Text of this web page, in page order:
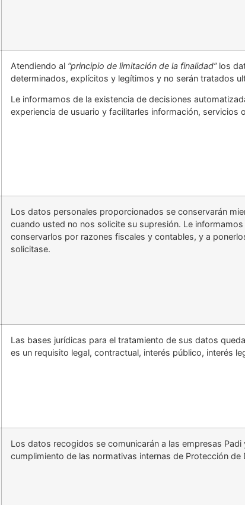
Atendiendo al “principio de limitación de la finalidad”los
determinados, explícitos y legítimos y no serán tratados
Le informamos de la existencia de decisiones
experiencia de usuario y facilitarles información,
Los datos personales proporcionados se conservarán
cuando usted no nos solicite su supresión. Le
conservarlos por razones fiscales y contables, y a
solicitase.
Las bases jurídicas para el tratamiento de sus datos
es un requisito legal, contractual, interés público, interés
Los datos recogidos se comunicarán a las empresas
cumplimiento de las normativas internas de Protección de